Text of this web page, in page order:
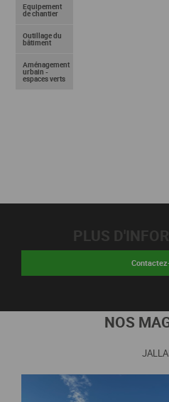
Equipement
de chantier
Outillage du
bâtiment
Aménagement
urbain -
espaces verts
PLUS
NOS